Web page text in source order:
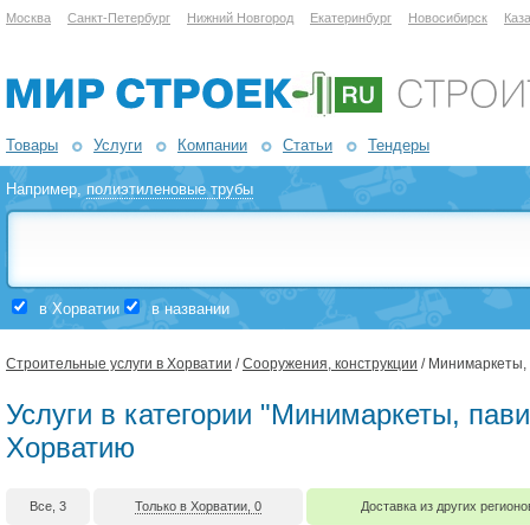
Москва Санкт-Петербург Нижний Новгород Екатеринбург Новосибирск
Товары Услуги Компании Статьи Тендеры
Например,полиэтиленовые трубы
в Хорватии в названии
Строительные услуги в Хорватии /Сооружения, конструкции / Минимаркеты,
Услуги в категории "Минимаркеты,
Хорватию
Все, 3 Только в Хорватии, 0 Доставка из других